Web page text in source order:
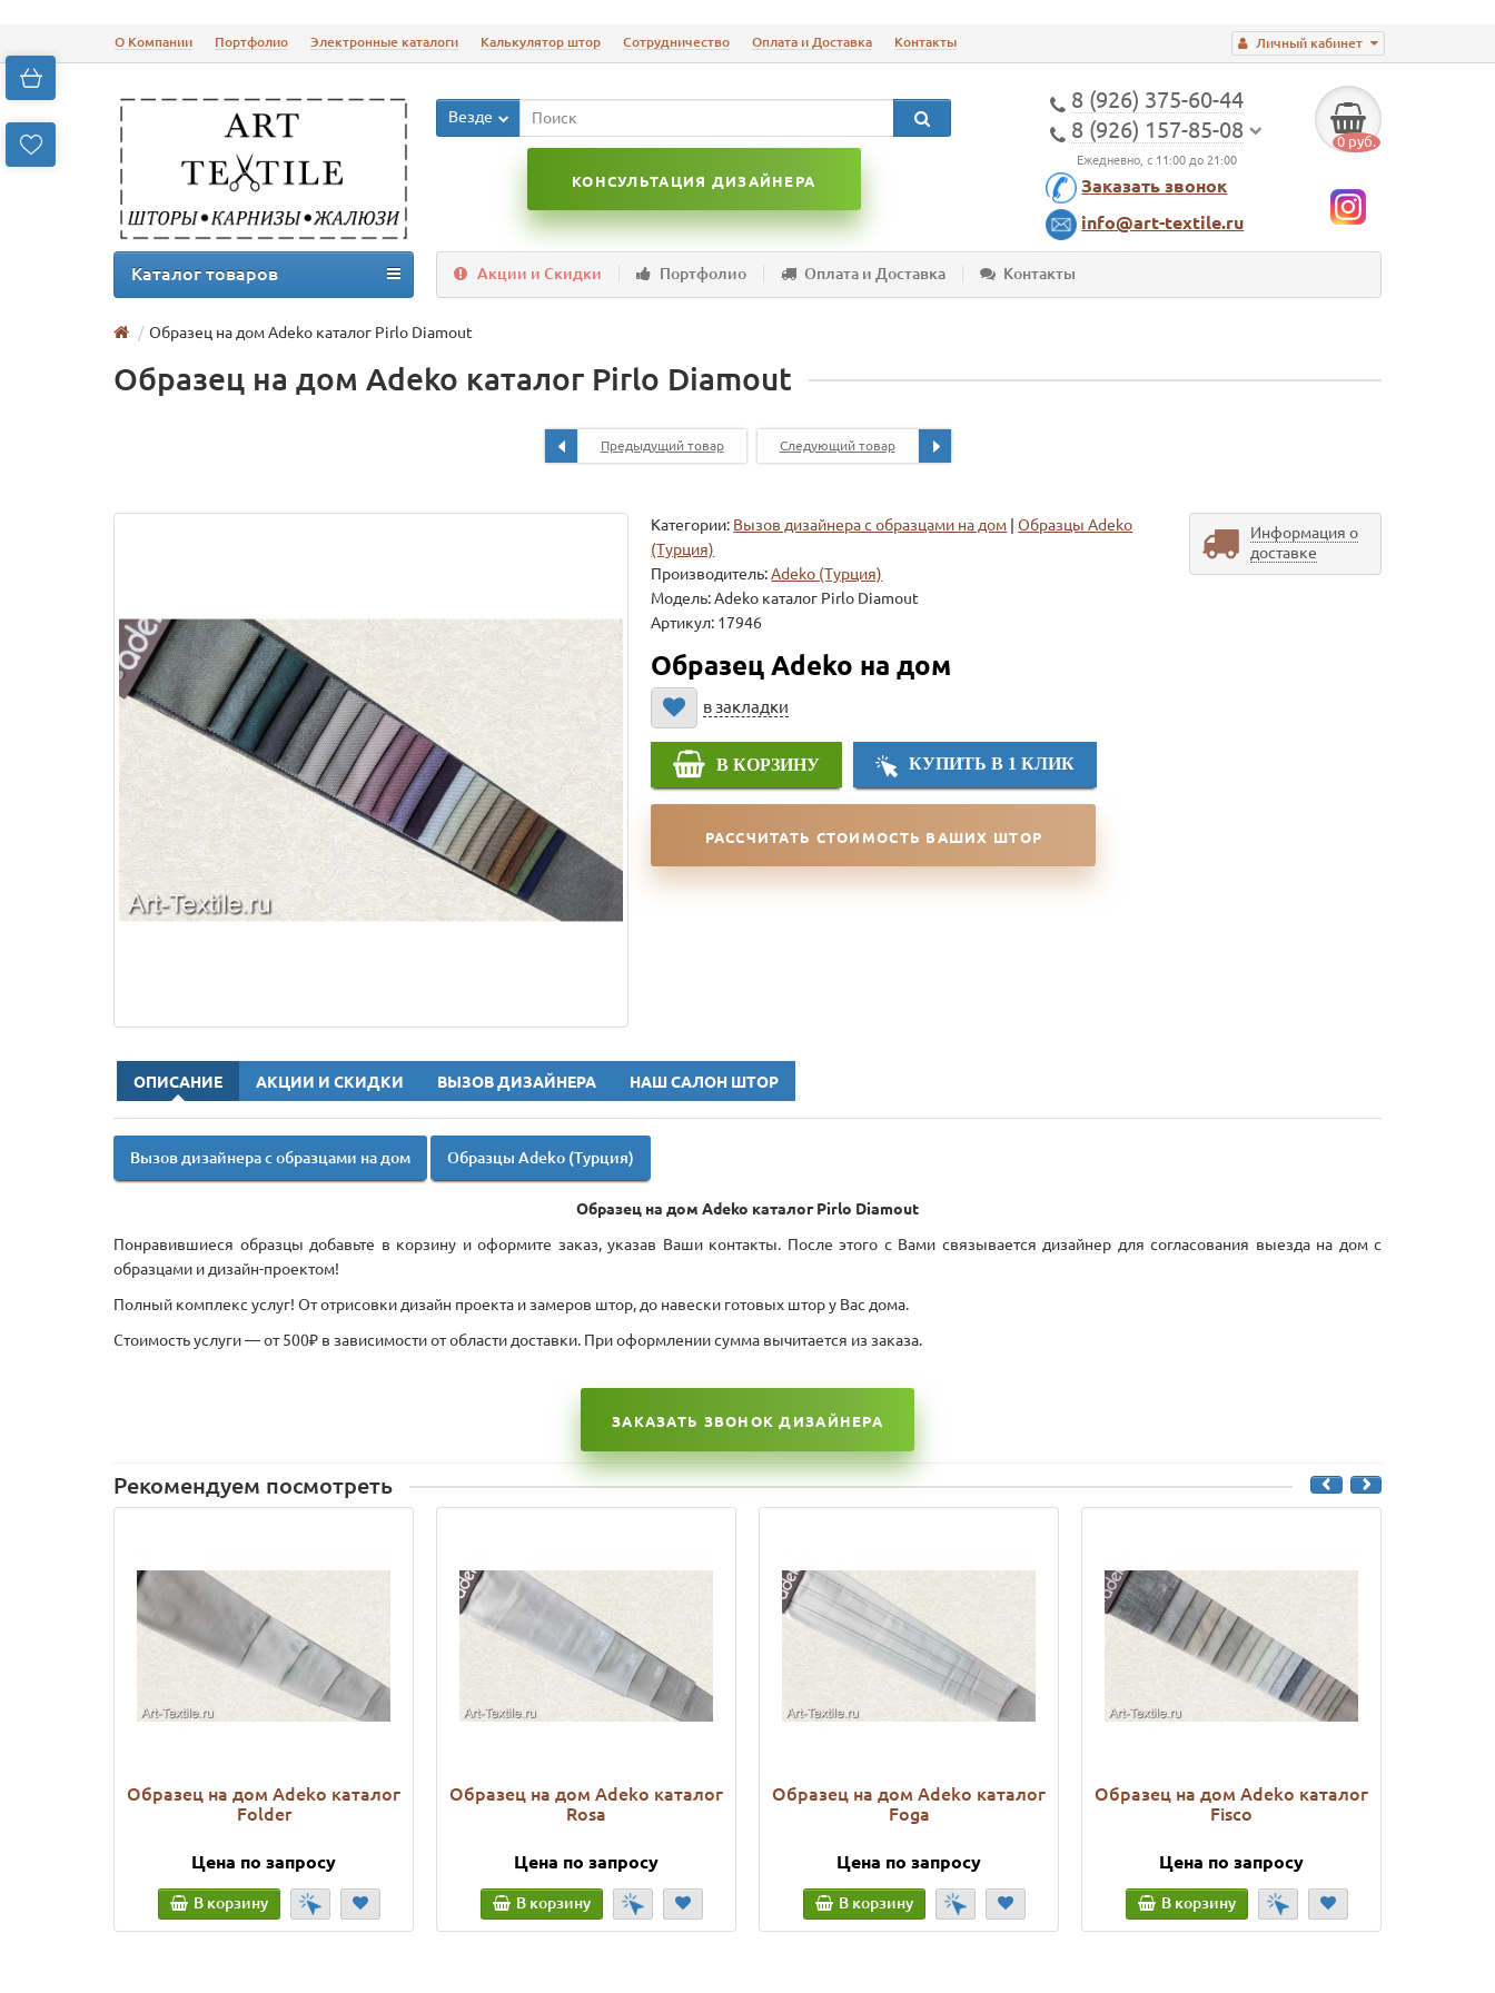
Личный кабинет
О Компании Портфолио Электронные каталоги Калькулятор штор Сотрудничество Оплата и Доставка Контакты
8 (926) 375-60-44
8 (926) 157-85-08
Ежедневно, с 11:00 до 21:00
Заказать звонок
info@art-textile.ru
0 руб.
Везде
КОНСУЛЬТАЦИЯ ДИЗАЙНЕРА
Акции и Скидки Портфолио Оплата и Доставка Контакты
Каталог товаров
Образец на дом Adeko каталог Pirlo Diamout
Образец на дом Adeko каталог Pirlo Diamout
Предыдущий товар Следующий товар
Категории: Вызов дизайнера с образцами на дом |Образцы Adeko
(Турция)
Производитель:Adeko (Турция)
Модель:Adeko каталог Pirlo Diamout
Артикул: 17946
Образец Adeko на дом
в закладки
В КОРЗИНУ КУПИТЬ В 1 КЛИК
РАССЧИТАТЬ СТОИМОСТЬ ВАШИХ ШТОР
Информация о
доставке
ОПИСАНИЕ АКЦИИ И СКИДКИ ВЫЗОВ ДИЗАЙНЕРА НАШ САЛОН ШТОР
Вызов дизайнера с образцами на дом Образцы Adeko (Турция)
Образец на дом Adeko каталогPirlo Diamout
Понравившиеся образцы добавьте в корзину и оформите заказ, указав Ваши контакты. После этого с Вами связывается дизайнер для согласования выезда на дом с
образцами и дизайн-проектом!
Полный комплекс услуг! От отрисовки дизайн проекта и замеров штор, до навески готовых штор у Вас дома.
Стоимость услуги — от 500₽ в зависимости от области доставки. При оформлении сумма вычитается из заказа.
ЗАКАЗАТЬ ЗВОНОК ДИЗАЙНЕРА
Рекомендуем посмотреть
Образец на дом Adeko каталог
Folder
Цена по запросу
В корзину
Образец на дом Adeko каталог
Rosa
Цена по запросу
В корзину
Образец на дом Adeko каталог
Foga
Цена по запросу
В корзину
Образец на дом Adeko каталог
Fisco
Цена по запросу
В корзину